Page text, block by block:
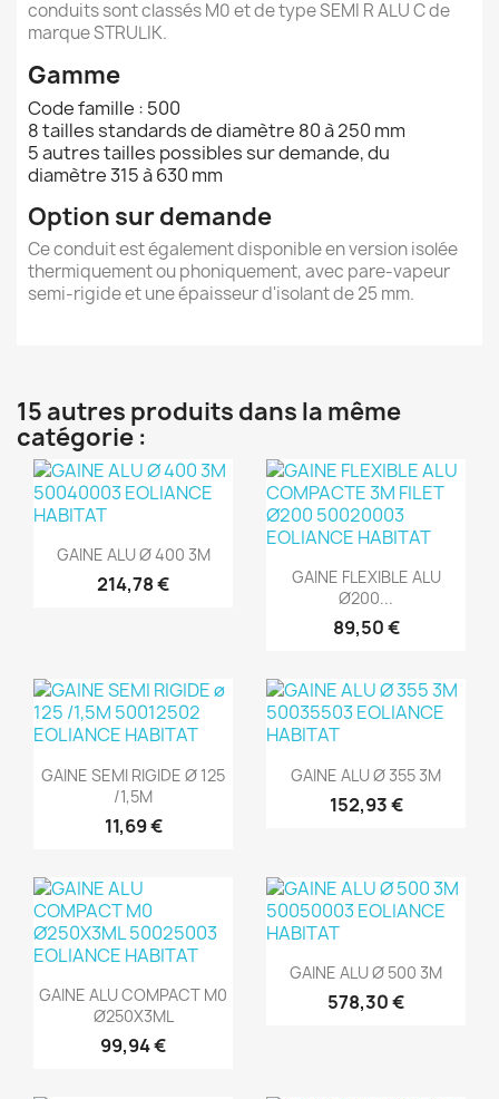
conduits sont classés M0 et de type SEMI R ALU C de
marque STRULIK.
Gamme
Code famille : 500
8 tailles standards de diamètre 80 à 250 mm
5 autres tailles possibles sur demande, du
diamètre 315 à 630 mm
Option sur demande
Ce conduit est également disponible en version isolée
thermiquement ou phoniquement, avec pare-vapeur
semi-rigide et une épaisseur d'isolant de 25 mm.
15 autres produits dans la même
catégorie :
Aperçu rapide
GAINE ALU Ø 400 3M
214,78 € Aperçu rapide
GAINE FLEXIBLE ALU
Ø200...
89,50 €
Aperçu rapide
GAINE SEMI RIGIDE Ø 125
/1,5M
11,69 €
Aperçu rapide
GAINE ALU Ø 355 3M
152,93 €
Aperçu rapide
GAINE ALU COMPACT M0
Ø250X3ML
99,94 €
Aperçu rapide
GAINE ALU Ø 500 3M
578,30 €